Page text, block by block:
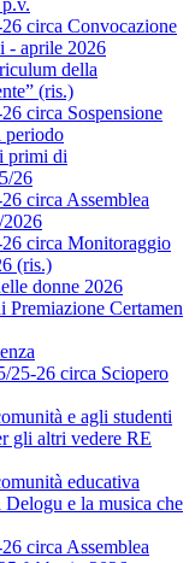
circa Convocazione
- aprile 2026
della
(ris.)
circa Sospensione
periodo
primi di
26
circa Assemblea
circa Monitoraggio
(ris.)
donne 2026
Certamen
25-26 circa Sciopero
e agli studenti
gli altri vedere RE
educativa
e la musica che
circa Assemblea